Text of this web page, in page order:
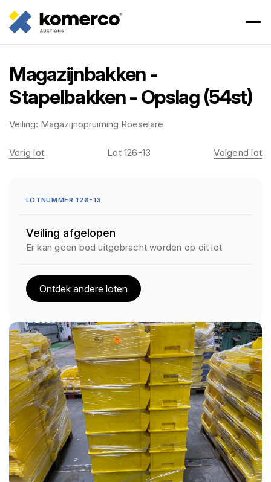
Magazijnbakken -
Stapelbakken - Opslag (54st)
Veiling: Magazijnopruiming Roeselare
Vorig lot Lot 126-13 Volgend lot
LOTNUMMER 126-13
Veiling afgelopen
Er kan geen bod uitgebracht worden op dit lot
Ontdek andere loten